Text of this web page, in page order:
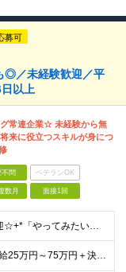
募可
◎／未経験歓迎／平
以上
常連企業☆ 未経験から無
来に役立つスキルが身につ
不問 ベテランOK
数月 面接1回
*+☆未経験・第⼆新卒歓迎☆+*「やってみたい」で挑戦OK◎ ⼿に職をつけて憧れのWeb業界へ♪ 「 スキルに自信がない・・・ 」 「 デザイナーやエンジニアは興味あるけどよくわからない・・・ 」
【平均月収45万円！】 月給25万円～75万円＋決算賞与＋インセンティブ 【研修期間中】 ⽉給22.1万円〜30万円＋インセンティブ ＼年収400万円UPの事例も多数！／ 【デビュー1年目】 ⽉給